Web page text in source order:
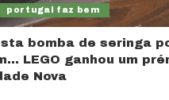
portugal faz bem
bomba de seringa
LEGO ganhou um
Nova